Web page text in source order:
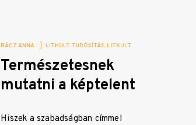
RÁCZ ANNA LITKULT TUDÓSÍTÁS LITKULT
Természetesnek
mutatni a képtelent
Hiszek a szabadságban címmel